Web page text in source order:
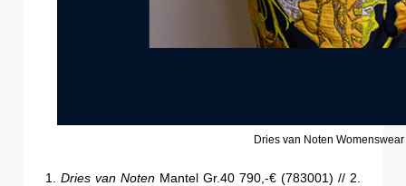
Dries van Noten
1. Dries van Noten Mantel Gr.40 790,-€ (783001) // 2.